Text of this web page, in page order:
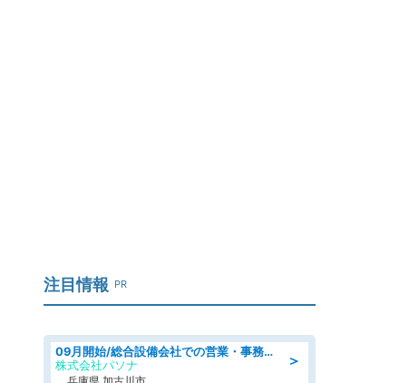
注目情報 PR
＞
09月開始/総合設備会社での営業・事務のお仕事/車通勤可/賞与あり/営業/営業事務
株式会社パソナ